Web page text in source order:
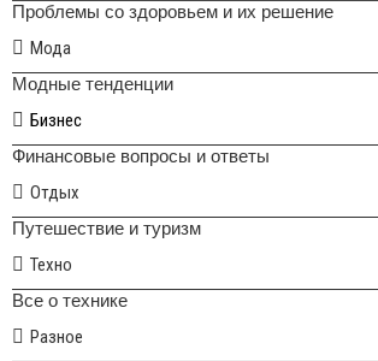
Проблемы со здоровьем и их решение
Мода
Модные тенденции
Бизнес
Финансовые вопросы и ответы
Отдых
Путешествие и туризм
Техно
Все о технике
Разное